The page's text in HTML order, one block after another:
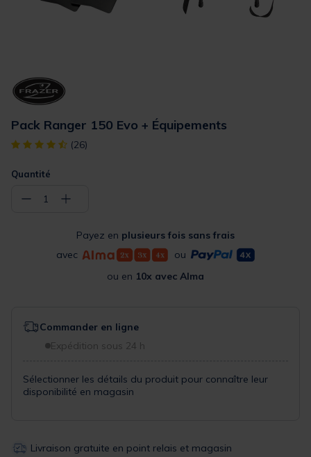
Pack Ranger 150 Evo + Équipements
[object Object] out of 5 Customer Rating
(26)
Quantité
− 1 +
Payez en plusieurs fois sans frais
avec
ou
ou en 10x avec Alma
Commander en ligne
Expédition sous 24 h
Sélectionner les détails du produit pour connaître leur
disponibilité en magasin
Livraison gratuite en point relais et magasin